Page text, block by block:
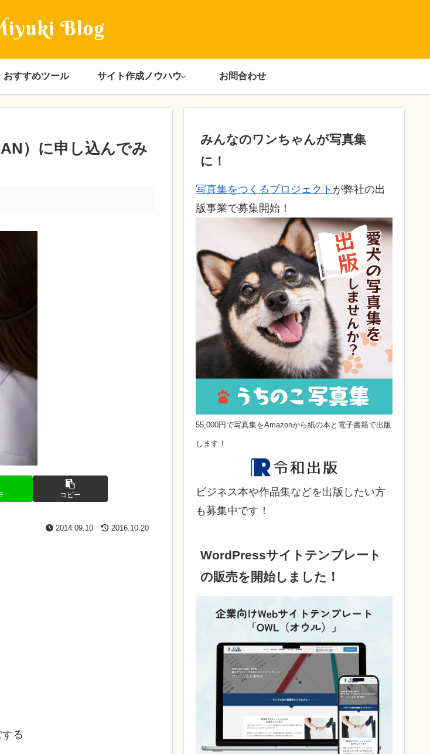
おすすめツール サイト作成ノウハウ お問合わせ
）に申し込んでみ
コピー
2014.09.10 2016.10.20
る
みんなのワンちゃんが写真集
に！
写真集をつくるプロジェクト が弊社の出
版事業で募集開始！
55,000円で写真集をAmazonから紙の本と電子書籍で出版
します！
ビジネス本や作品集などを出版したい方
も募集中です！
WordPressサイトテンプレート
の販売を開始しました！